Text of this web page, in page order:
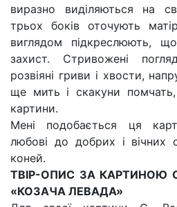
виразно виділяються на
трьох боків оточують
виглядом підкреслюють,
захист. Стривожені
розвіяні гриви і хвости,
ще мить і скакуни
картини.
Мені подобається ця
любові до добрих і вічних
коней.
ТВІР-ОПИС ЗА КАРТИНОЮ
«КОЗАЧА ЛЕВАДА»